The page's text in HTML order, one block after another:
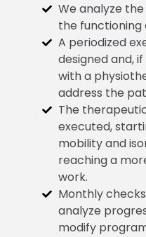
We analyze
the
A periodized
designed and,
with a
address the
The
executed,
mobility and
reaching a
work.
Monthly
analyze
modify